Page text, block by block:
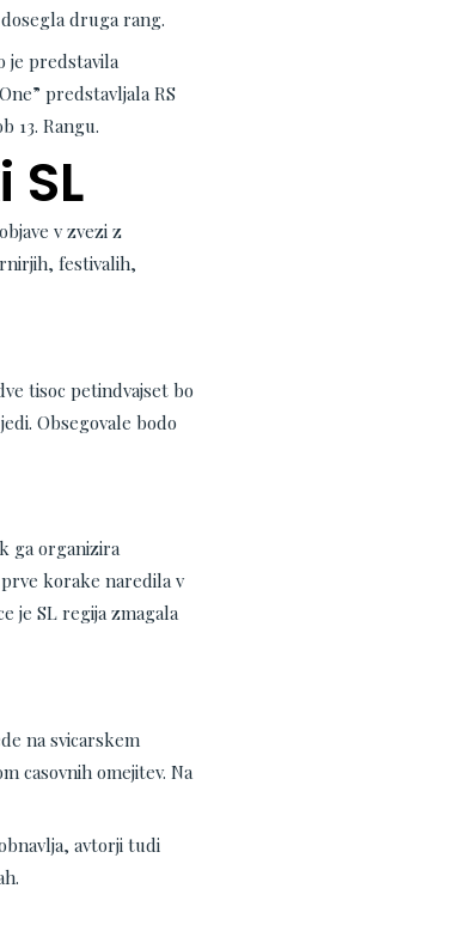
druga rang.
je predstavila
predstavljala RS
13. Rangu.
v zvezi z
festivalih,
tisoc petindvajset bo
Obsegovale bodo
ga organizira
korake naredila v
je SL regija zmagala
na svicarskem
casovnih omejitev. Na
avtorji tudi